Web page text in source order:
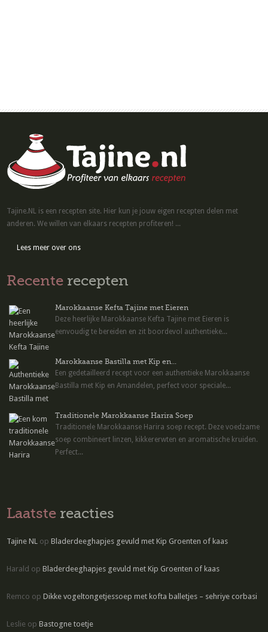
Tajine.NL is een recepten site. Hier kun je jouw eigen recepten delen met
anderen. We willen van elkaars recepten profiteren! ...
Lees meer over ons
Recente recepten
Marokkaanse Kefta Tajine met Eieren
Deze heerlijke Marokkaanse Kefta Tajine met Eieren is
eenvoudig te bereiden en zit boordevol authentieke...
Marokkaanse Bastilla met Kip en...
Een gedetailleerd recept voor een authentieke Marokkaanse
Bastilla met Kip en Amandelen, perfect voor speciale...
Traditionele Marokkaanse Harira Soep
Traditionele Marokkaanse Harira soep recept. Deze voedzame
soep combineert linzen, kikkererwten en aromatische kruiden.
Perfect...
Laatste reacties
Tajine NL opBladerdeeghapjes gevuld met Kip Groenten of kaas
Harald opBladerdeeghapjes gevuld met Kip Groenten of kaas
Remco opDikke vogeltongetjessoep met kofta balletjes – sehriye corbasi
Leslie opBastogne toetje